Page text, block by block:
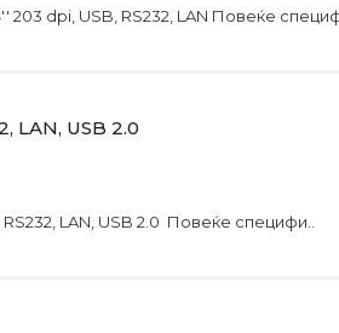
dpi, USB, RS232, LAN Повеќе
LAN, USB 2.0
LAN, USB 2.0 Повеќе специфи..